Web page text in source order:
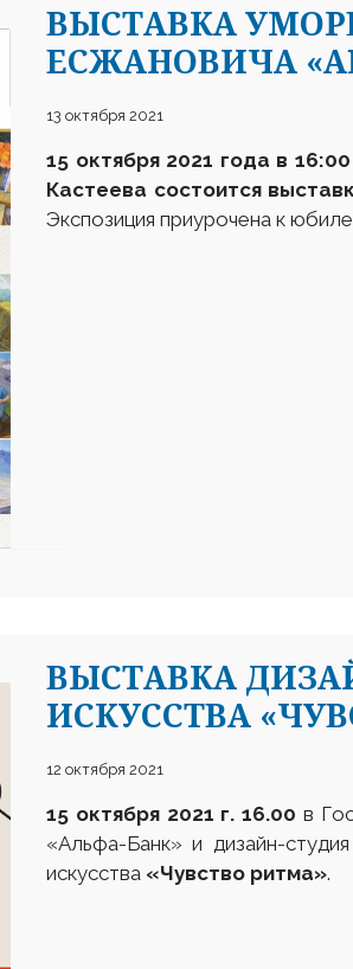
ВЫСТАВКА
ЕСЖАНОВИЧА
13 октября 2021
15 октября 2021 года в
Кастеева состоится
Экспозиция приурочена к
ВЫСТАВКА
ИСКУССТВА
12 октября 2021
15 октября 2021 г. 16.00 в
«Альфа-Банк» и дизайн-
искусства «Чувство ритма».